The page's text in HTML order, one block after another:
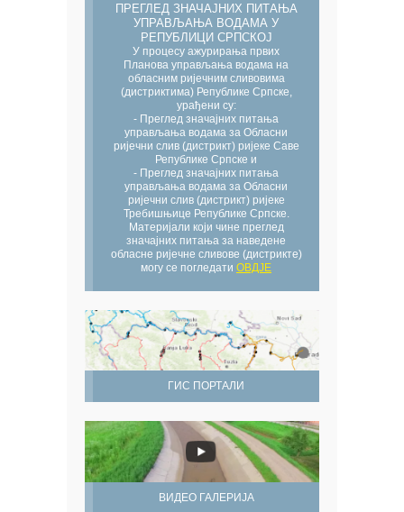
ПРЕГЛЕД ЗНАЧАЈНИХ ПИТАЊА
УПРАВЉАЊА ВОДАМА У
РЕПУБЛИЦИ СРПСКОЈ
У процесу ажурирања првих
Планова управљања водама на
обласним ријечним сливовима
(дистриктима) Републике Српске,
урађени су:
- Преглед значајних питања
управљања водама за Обласни
ријечни слив (дистрикт) ријеке Саве
Републике Српске и
- Преглед значајних питања
управљања водама за Обласни
ријечни слив (дистрикт) ријеке
Требишњице Републике Српске.
Материјали који чине преглед
значајних питања за наведене
обласне ријечне сливове (дистрикте)
могу се погледати ОВДЈЕ
ГИС ПОРТАЛИ
ВИДЕО ГАЛЕРИЈА